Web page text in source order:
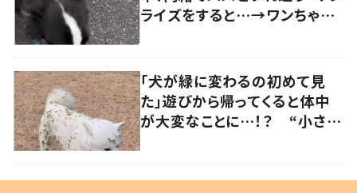
ライズをすると…→ワンちゃん
「犬が緑に変わるの初めて見
た」遊びから帰ってくると体中
が大変なことに…！？ “小さい